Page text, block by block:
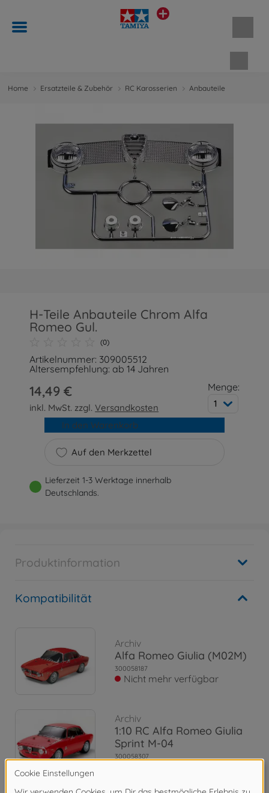
Home Ersatzteile & Zubehör RC Karosserien Anbauteile
H-Teile Anbauteile Chrom Alfa
Romeo Gul.
(0)
Artikelnummer: 309005512
Altersempfehlung: ab 14 Jahren
14,49 €
inkl. MwSt. zzgl.Versandkosten
Menge:
1
Auf den Merkzettel
In den Warenkorb
Lieferzeit 1-3 Werktage innerhalb
Deutschlands.
Produktinformation
Kompatibilität
Archiv
Alfa Romeo Giulia (M02M)
300058187
Nicht mehr verfügbar
Archiv
1:10 RC Alfa Romeo Giulia
Sprint M-04
300058307